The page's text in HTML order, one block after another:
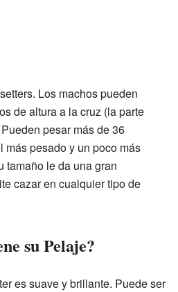
Los machos pueden
de altura a la cruz (la parte
pesar más de 36
más pesado y un poco más
tamaño le da una gran
cazar en cualquier tipo de
su Pelaje?
es suave y brillante. Puede ser